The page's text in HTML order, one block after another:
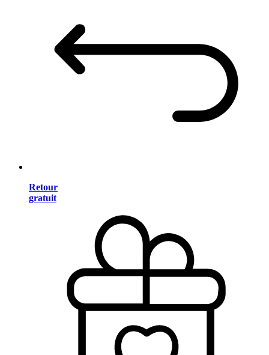
Retour
gratuit